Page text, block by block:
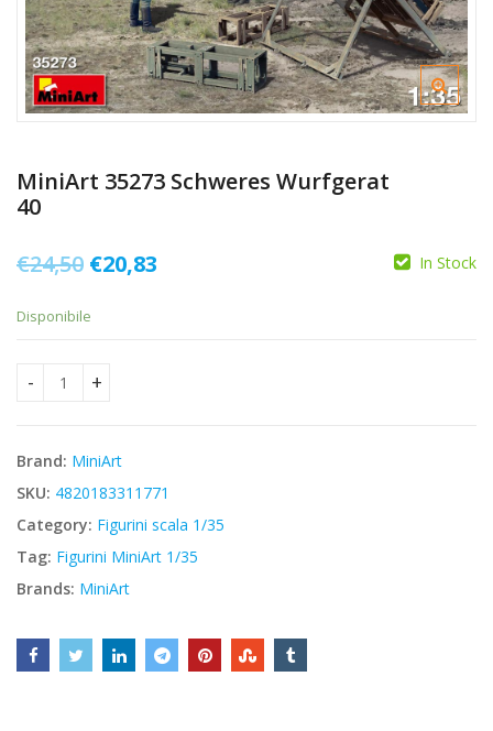
MiniArt 35273 Schweres Wurfgerat
40
€24,50 Il
€20,83 In Stock
Disponibile
MiniArt 35273 Schweres Wurfgerat 40 quantity
Brand: MiniArt
SKU: 4820183311771
Category: Figurini scala 1/35
Tag: Figurini MiniArt 1/35
Brands: MiniArt